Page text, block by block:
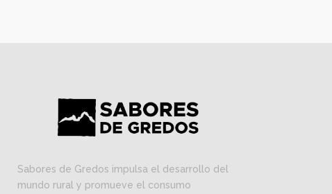
Sabores de Gredos impulsa el desarrollo del
mundo rural y promueve el consumo